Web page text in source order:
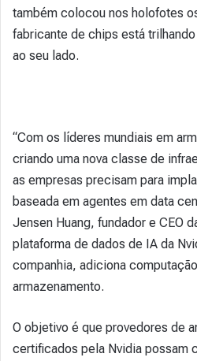
também colocou nos holofotes
fabricante de chips está
ao seu lado.
“Com os líderes mundiais em
criando uma nova classe de
as empresas precisam para
baseada em agentes em data
Jensen Huang, fundador e CEO
plataforma de dados de IA da
companhia, adiciona
armazenamento.
O objetivo é que provedores de
certificados pela Nvidia possam